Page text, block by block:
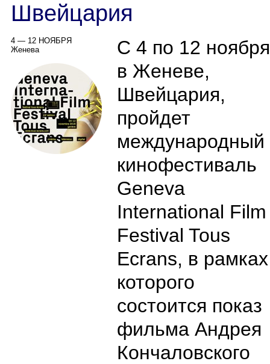
Швейцария
4 — 12 НОЯБРЯ
Женева
С 4 по 12 ноября
в Женеве,
Швейцария,
пройдет
международный
кинофестиваль
Geneva
International Film
Festival Tous
Ecrans, в рамках
которого
состоится показ
фильма Андрея
Кончаловского